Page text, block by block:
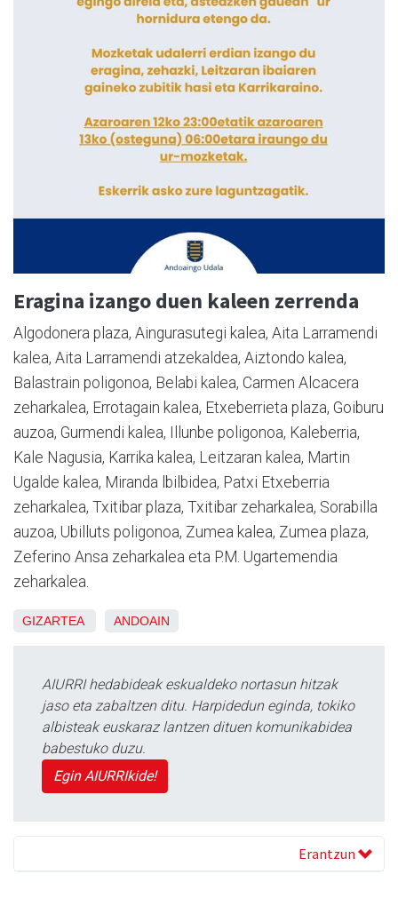
Eragina izango duen kaleen zerrenda
Algodonera plaza, Aingurasutegi kalea, Aita Larramendi
kalea, Aita Larramendi atzekaldea, Aiztondo kalea,
Balastrain poligonoa, Belabi kalea, Carmen Alcacera
zeharkalea, Errotagain kalea, Etxeberrieta plaza, Goiburu
auzoa, Gurmendi kalea, Illunbe poligonoa, Kaleberria,
Kale Nagusia, Karrika kalea, Leitzaran kalea, Martin
Ugalde kalea, Miranda lbilbidea, Patxi Etxeberria
zeharkalea, Txitibar plaza, Txitibar zeharkalea, Sorabilla
auzoa, Ubilluts poligonoa, Zumea kalea, Zumea plaza,
Zeferino Ansa zeharkalea eta P.M. Ugartemendia
zeharkalea.
GIZARTEA ANDOAIN
AIURRI hedabideak eskualdeko nortasun hitzak
jaso eta zabaltzen ditu. Harpidedun eginda, tokiko
albisteak euskaraz lantzen dituen komunikabidea
babestuko duzu.
Egin AIURRIkide!
Erantzun